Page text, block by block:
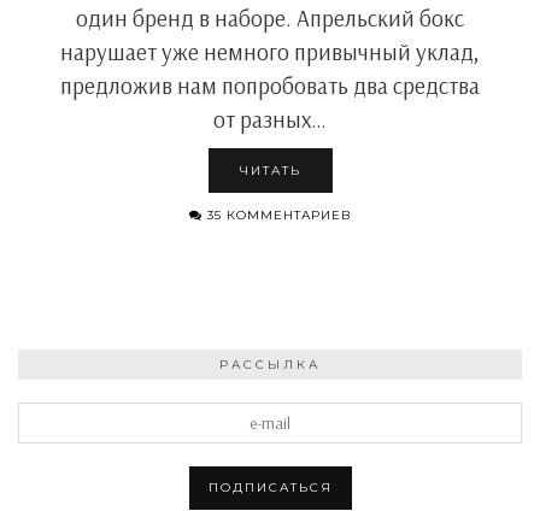
один бренд в наборе. Апрельский бокс
нарушает уже немного привычный уклад,
предложив нам попробовать два средства
от разных…
ЧИТАТЬ
35 КОММЕНТАРИЕВ
РАССЫЛКА